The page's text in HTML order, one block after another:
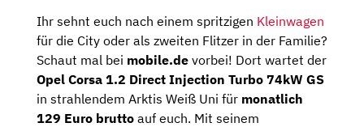
Ihr sehnt euch nach einem spritzigen Kleinwagen
für die City oder als zweiten Flitzer in der Familie?
Schaut mal bei mobile.de vorbei! Dort wartet der
Opel Corsa 1.2 Direct Injection Turbo 74kW GS
in strahlendem Arktis Weiß Uni für monatlich
129 Euro brutto auf euch. Mit seinem